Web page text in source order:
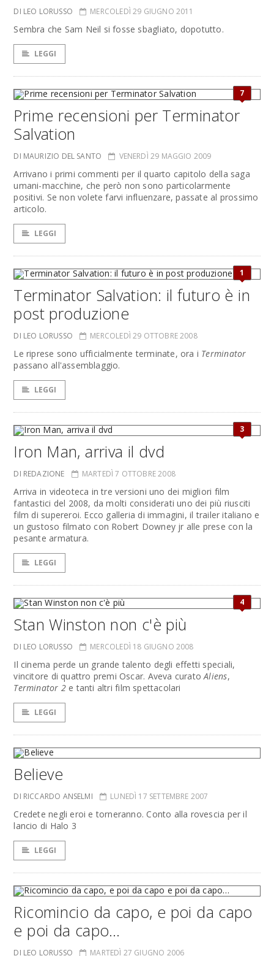
DI LEO LORUSSO MERCOLEDÌ 29 GIUGNO 2011
Sembra che Sam Neil si fosse sbagliato, dopotutto.
LEGGI
7
Prime recensioni per Terminator
Salvation
DI MAURIZIO DEL SANTO VENERDÌ 29 MAGGIO 2009
Arrivano i primi commenti per il quarto capitolo della saga
umani-macchine, che però non sono particolarmente
positivi. Se non volete farvi influenzare, passate al prossimo
articolo.
LEGGI
1
Terminator Salvation: il futuro è in
post produzione
DI LEO LORUSSO MERCOLEDÌ 29 OTTOBRE 2008
Le riprese sono ufficialmente terminate, ora i Terminator
passano all'assemblaggio.
LEGGI
3
Iron Man, arriva il dvd
DI REDAZIONE MARTEDÌ 7 OTTOBRE 2008
Arriva in videoteca in tre versioni uno dei migliori film
fantastici del 2008, da molti considerati uno dei più riusciti
film di supereroi. Ecco galleria di immagini, il trailer italiano e
un gustoso filmato con Robert Downey jr alle prese con la
pesante armatura.
LEGGI
4
Stan Winston non c'è più
DI LEO LORUSSO MERCOLEDÌ 18 GIUGNO 2008
Il cinema perde un grande talento degli effetti speciali,
vincitore di quattro premi Oscar. Aveva curatoAliens,
Terminator 2e tanti altri film spettacolari
LEGGI
Believe
DI RICCARDO ANSELMI LUNEDÌ 17 SETTEMBRE 2007
Credete negli eroi e torneranno. Conto alla rovescia per il
lancio di Halo 3
LEGGI
Ricomincio da capo, e poi da capo
e poi da capo…
DI LEO LORUSSO MARTEDÌ 27 GIUGNO 2006